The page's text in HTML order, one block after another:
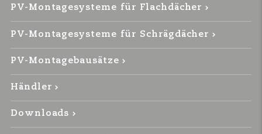
PV-Montagesysteme für Flachdächer
PV-Montagesysteme für Schrägdächer
PV-Montagebausätze
Händler
Downloads